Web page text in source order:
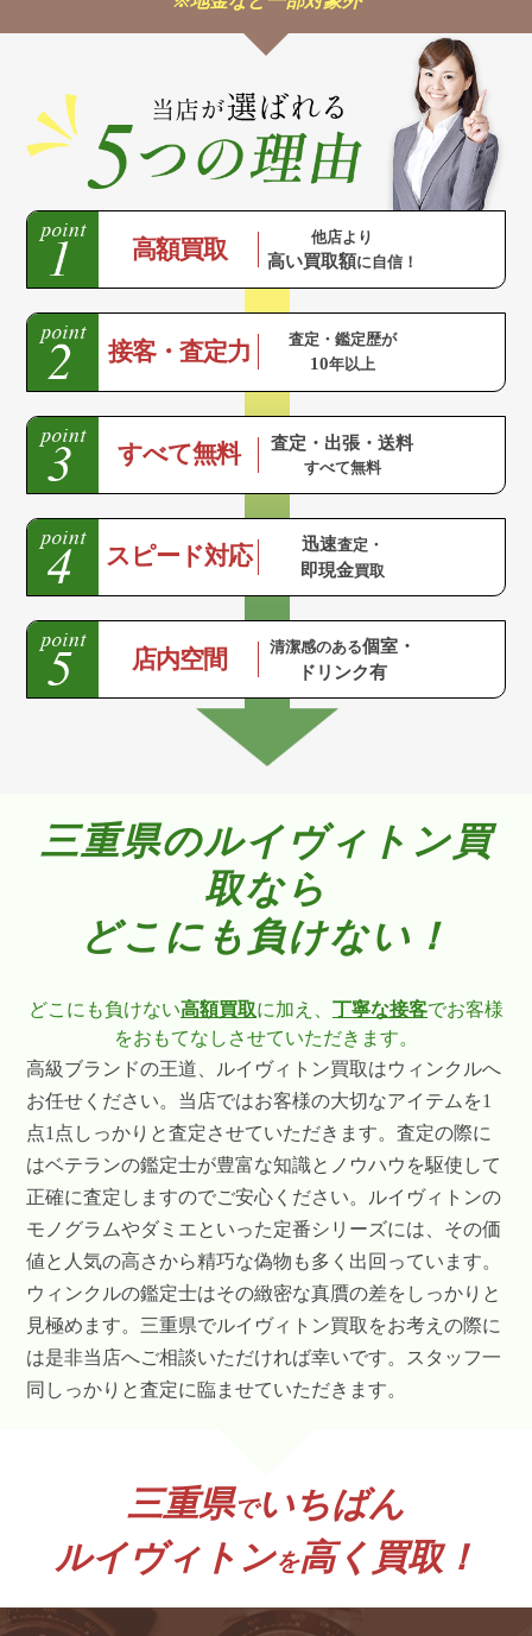
高額買取 他店より
高い買取額に自信！
接客・査定力 査定・鑑定歴が
10年以上
すべて無料 査定・出張・送料
すべて無料
スピード対応 迅速査定・
即現金買取
店内空間 清潔感のある個室・
ドリンク有
三重県のルイヴィトン買
取なら
どこにも負けない！
どこにも負けない高額買取に加え、 丁寧な接客でお客様
をおもてなしさせていただきます。
高級ブランドの王道、ルイヴィトン買取はウィンクルへ
お任せください。当店ではお客様の大切なアイテムを1
点1点しっかりと査定させていただきます。査定の際に
はベテランの鑑定士が豊富な知識とノウハウを駆使して
正確に査定しますのでご安心ください。ルイヴィトンの
モノグラムやダミエといった定番シリーズには、その価
値と人気の高さから精巧な偽物も多く出回っています。
ウィンクルの鑑定士はその緻密な真贋の差をしっかりと
見極めます。三重県でルイヴィトン買取をお考えの際に
は是非当店へご相談いただければ幸いです。スタッフ一
同しっかりと査定に臨ませていただきます。
三重県でいちばん
ルイヴィトンを高く買取！